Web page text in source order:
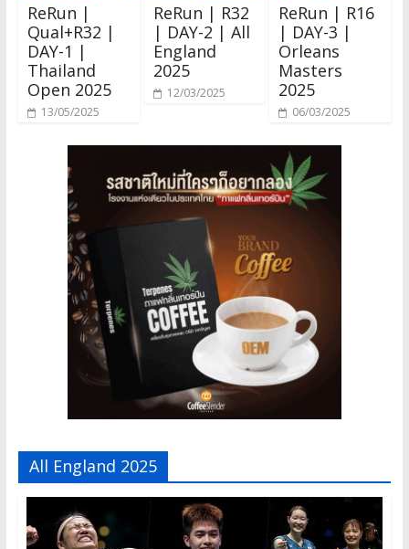
ReRun |
Qual+R32 |
DAY-1 |
Thailand
Open 2025
13/05/2025
ReRun | R32
| DAY-2 | All
England
2025
12/03/2025
ReRun | R16
| DAY-3 |
Orleans
Masters
2025
06/03/2025
All England 2025